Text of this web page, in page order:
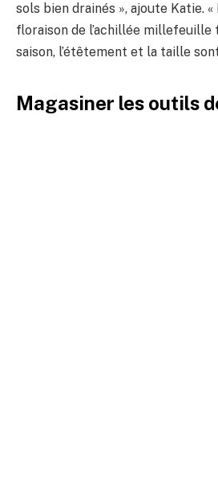
sols bien drainés », ajoute Katie.
floraison de l’achillée millefeuille
saison, l’étêtement et la taille
Magasiner les outils